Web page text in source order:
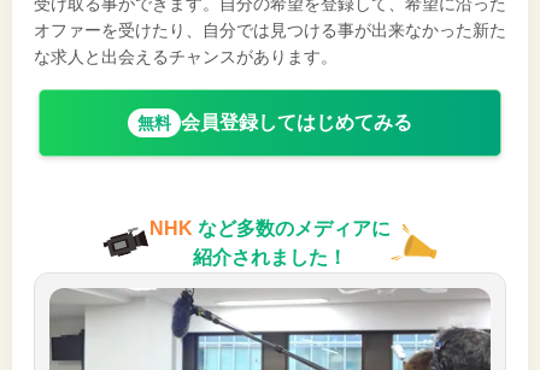
オファーを受けたり、自分では見つける事が出来なかった新た
な求人と出会えるチャンスがあります。
無料 会員登録してはじめてみる
NHK など多数のメディアに
紹介されました！